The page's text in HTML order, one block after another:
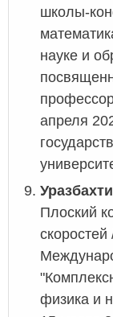
школы-
науке и
апреля
Плоский
физика и